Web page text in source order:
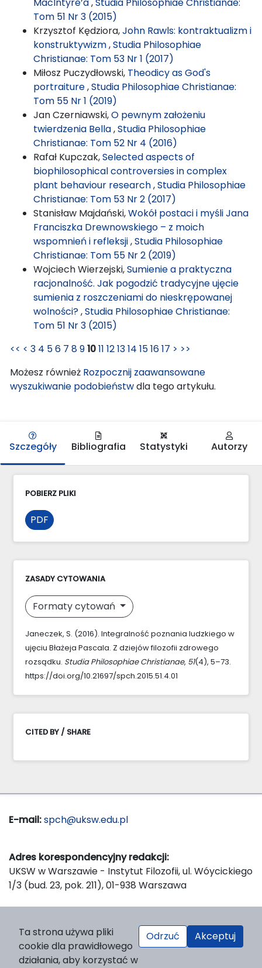
Tom 51 Nr 3 (2015)
Krzysztof Kędziora,John Rawls: kontraktualizm i
konstruktywizm,Studia Philosophiae
Christianae: Tom 53 Nr 1 (2017)
Miłosz Puczydłowski, Theodicy as God's
portraiture,Studia Philosophiae Christianae:
Tom 55 Nr 1 (2019)
Jan Czerniawski,O pewnym założeniu
twierdzenia Bella,Studia Philosophiae
Christianae: Tom 52 Nr 4 (2016)
Rafał Kupczak,Selected aspects of
biophilosophical controversies in complex
plant behaviour research,Studia Philosophiae
Christianae: Tom 53 Nr 2 (2017)
Stanisław Majdański,Wokół postaci i myśli Jana
Franciszka Drewnowskiego – z moich
wspomnień i refleksji,Studia Philosophiae
Christianae: Tom 55 Nr 2 (2019)
Wojciech Wierzejski,Sumienie a praktyczna
racjonalność. Jak pogodzić tradycyjne ujęcie
sumienia z roszczeniami do nieskrępowanej
wolności?,Studia Philosophiae Christianae:
Tom 51 Nr 3 (2015)
<< < 3 4 56 7 891011 121314 151617 > >>
Możesz również Rozpocznij zaawansowane
wyszukiwanie podobieństwdla tego artykułu.
Szczegóły Bibliografia Statystyki Autorzy
POBIERZ PLIKI
PDF
ZASADY CYTOWANIA
Formaty cytowań
Janeczek, S. (2016). Integralność poznania ludzkiego w
ujęciu Błażeja Pascala. Z dziejów filozofii zdrowego
rozsądku. Studia Philosophiae Christianae, 51(4), 5–73.
https://doi.org/10.21697/spch.2015.51.4.01
CITED BY / SHARE
E-mail:spch@uksw.edu.pl
Adres korespondencyjny redakcji:
UKSW w Warszawie - Instytut Filozofii, ul. Wóycickiego
1/3 (bud. 23, pok. 211), 01-938 Warszawa
Wydawnictwo Naukowe UKSW, ul. Dewajtis 5, domek
nr 2, 01-815 Warszawa
Strona WWW Wydawnictwa
Ta strona używa pliki
cookie dla prawidłowego
działania, aby korzystać w
Odrzuć Akceptuj